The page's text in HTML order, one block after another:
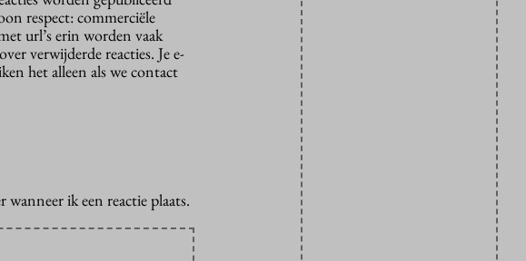
respect: commerciële
url’s erin worden vaak
verwijderde reacties. Je e-
het alleen als we contact
ik een reactie plaats.